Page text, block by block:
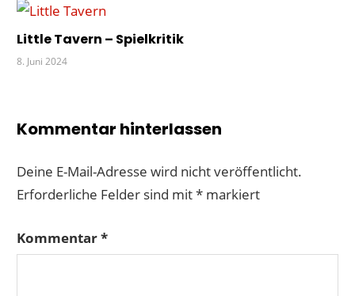
Little Tavern – Spielkritik
8. Juni 2024
Kommentar hinterlassen
Deine E-Mail-Adresse wird nicht veröffentlicht.
Erforderliche Felder sind mit* markiert
Kommentar*